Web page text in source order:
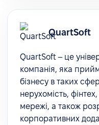
QuartSoft
QuartSoft – це
компанія, яка
бізнесу в таких
нерухомість,
мережі, а також
корпоративних